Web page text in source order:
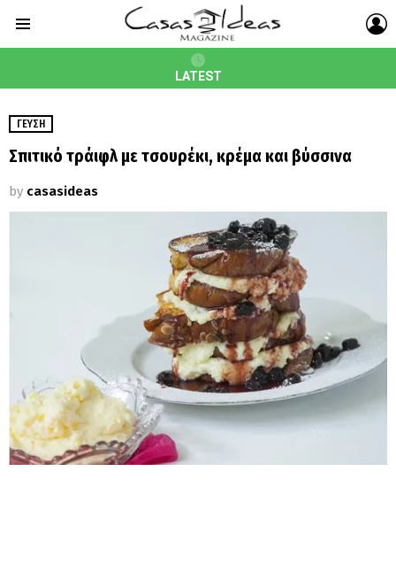
LATEST
ΓΕΎΣΗ
Σπιτικό τράιφλ με τσουρέκι, κρέμα και βύσσινα
by casasideas